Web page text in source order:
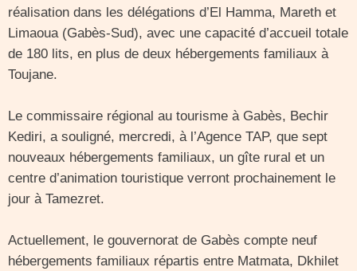
réalisation dans les délégations d’El Hamma, Mareth et
Limaoua (Gabès-Sud), avec une capacité d’accueil totale
de 180 lits, en plus de deux hébergements familiaux à
Toujane.
Le commissaire régional au tourisme à Gabès, Bechir
Kediri, a souligné, mercredi, à l’Agence TAP, que sept
nouveaux hébergements familiaux, un gîte rural et un
centre d’animation touristique verront prochainement le
jour à Tamezret.
Actuellement, le gouvernorat de Gabès compte neuf
hébergements familiaux répartis entre Matmata, Dkhilet